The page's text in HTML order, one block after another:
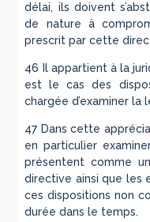
délai, ils doivent
de nature à
prescrit par cette
46 Il appartient à la
est le cas des
chargée d’examiner la
47 Dans cette
en particulier
présentent comme
directive ainsi que les
ces dispositions non
durée dans le temps.